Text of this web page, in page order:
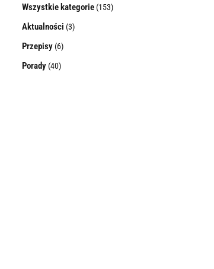
Wszystkie kategorie (153)
Aktualności (3)
Przepisy (6)
Porady (40)